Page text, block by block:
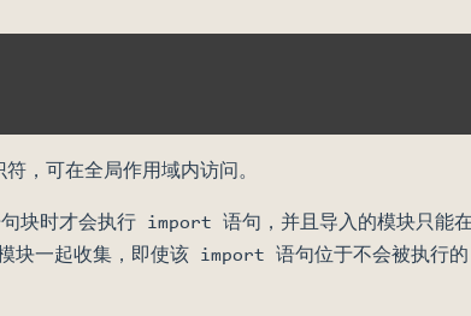
可在全局作用域内访问。
时才会执行 import 语句，并且导入的模块只能在
一起收集，即使该 import 语句位于不会被执行